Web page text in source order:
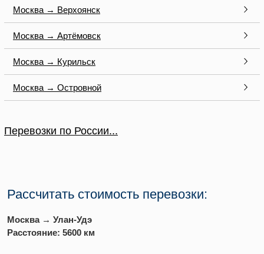
Москва → Верхоянск
Москва → Артёмовск
Москва → Курильск
Москва → Островной
Перевозки по России...
Рассчитать стоимость перевозки:
Москва → Улан-Удэ
Расстояние: 5600 км